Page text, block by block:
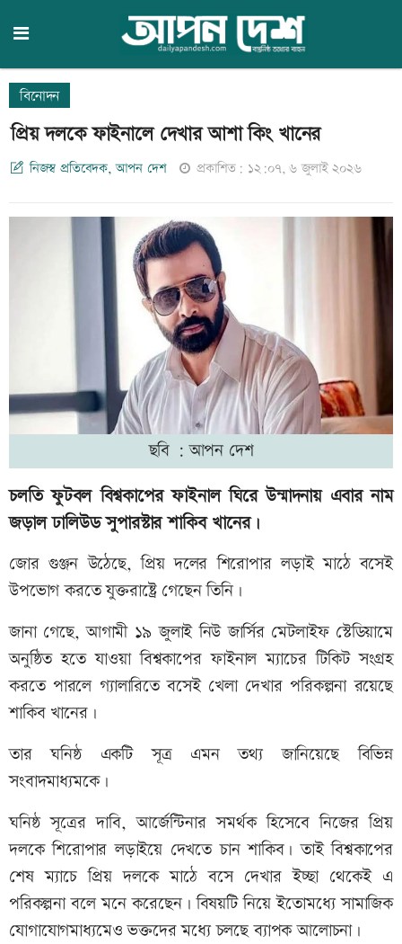
বিনোদন
প্রিয় দলকে ফাইনালে দেখার আশা কিং খানের
নিজস্ব প্রতিবেদক, আপন দেশ প্রকাশিত: ১২:০৭, ৬ জুলাই ২০২৬
ছবি : আপন দেশ
চলতি ফুটবল বিশ্বকাপের ফাইনাল ঘিরে উন্মাদনায় এবার নাম
জড়াল ঢালিউড সুপারস্টার শাকিব খানের।
জোর গুঞ্জন উঠেছে, প্রিয় দলের শিরোপার লড়াই মাঠে বসেই
উপভোগ করতে যুক্তরাষ্ট্রে গেছেন তিনি।
জানা গেছে, আগামী ১৯ জুলাই নিউ জার্সির মেটলাইফ স্টেডিয়ামে
অনুষ্ঠিত হতে যাওয়া বিশ্বকাপের ফাইনাল ম্যাচের টিকিট সংগ্রহ
করতে পারলে গ্যালারিতে বসেই খেলা দেখার পরিকল্পনা রয়েছে
শাকিব খানের।
তার ঘনিষ্ঠ একটি সূত্র এমন তথ্য জানিয়েছে বিভিন্ন
সংবাদমাধ্যমকে।
ঘনিষ্ঠ সূত্রের দাবি, আর্জেন্টিনার সমর্থক হিসেবে নিজের প্রিয়
দলকে শিরোপার লড়াইয়ে দেখতে চান শাকিব। তাই বিশ্বকাপের
শেষ ম্যাচে প্রিয় দলকে মাঠে বসে দেখার ইচ্ছা থেকেই এ
পরিকল্পনা বলে মনে করেছেন। বিষয়টি নিয়ে ইতোমধ্যে সামাজিক
যোগাযোগমাধ্যমেও ভক্তদের মধ্যে চলছে ব্যাপক আলোচনা।